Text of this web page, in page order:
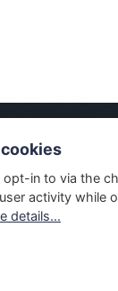
©
in to via the
activity while
details...